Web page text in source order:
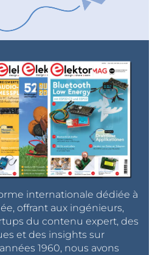
internationale dédiée à
offrant aux ingénieurs,
du contenu expert, des
et des insights sur
1960, nous avons